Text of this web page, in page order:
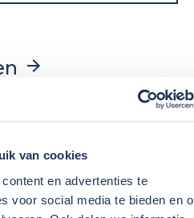
van cookies
en advertenties te
voor social media te bieden en